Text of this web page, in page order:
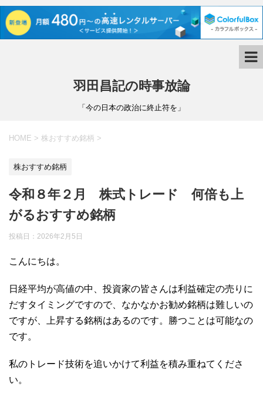
羽田昌記の時事放論
「今の日本の政治に終止符を」
HOME > 株おすすめ銘柄 >
株おすすめ銘柄
令和８年２月 株式トレード 何倍も上
がるおすすめ銘柄
投稿日： 2026年2月5日
こんにちは。
日経平均が高値の中、投資家の皆さんは利益確定の売りに
だすタイミングですので、なかなかお勧め銘柄は難しいの
ですが、上昇する銘柄はあるのです。勝つことは可能なの
です。
私のトレード技術を追いかけて利益を積み重ねてくださ
い。